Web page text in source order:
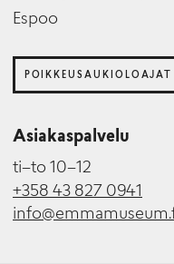
Espoo
POIKKEUSAUKIOLOAJAT
Asiakaspalvelu
ti–to 10–12
+358 43 827 0941